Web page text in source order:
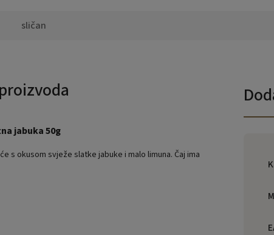
sličan
jabuka 50g
s okusom svježe slatke jabuke i malo limuna. Čaj ima